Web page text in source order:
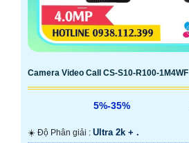
Camera Video Call CS-S10-R100-1M4WF
5%-35%
☀️ Độ Phân giải : Ultra 2k + .